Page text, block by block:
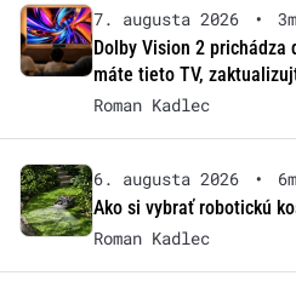
7. augusta 2026 •
3m
Dolby Vision 2 prichádza
máte tieto TV,
Roman Kadlec
6. augusta 2026 •
6m
Ako si vybrať robotickú
Roman Kadlec